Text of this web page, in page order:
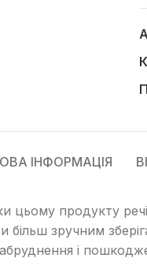
ІНФОРМАЦІЯ
продукту
більш зручним
і